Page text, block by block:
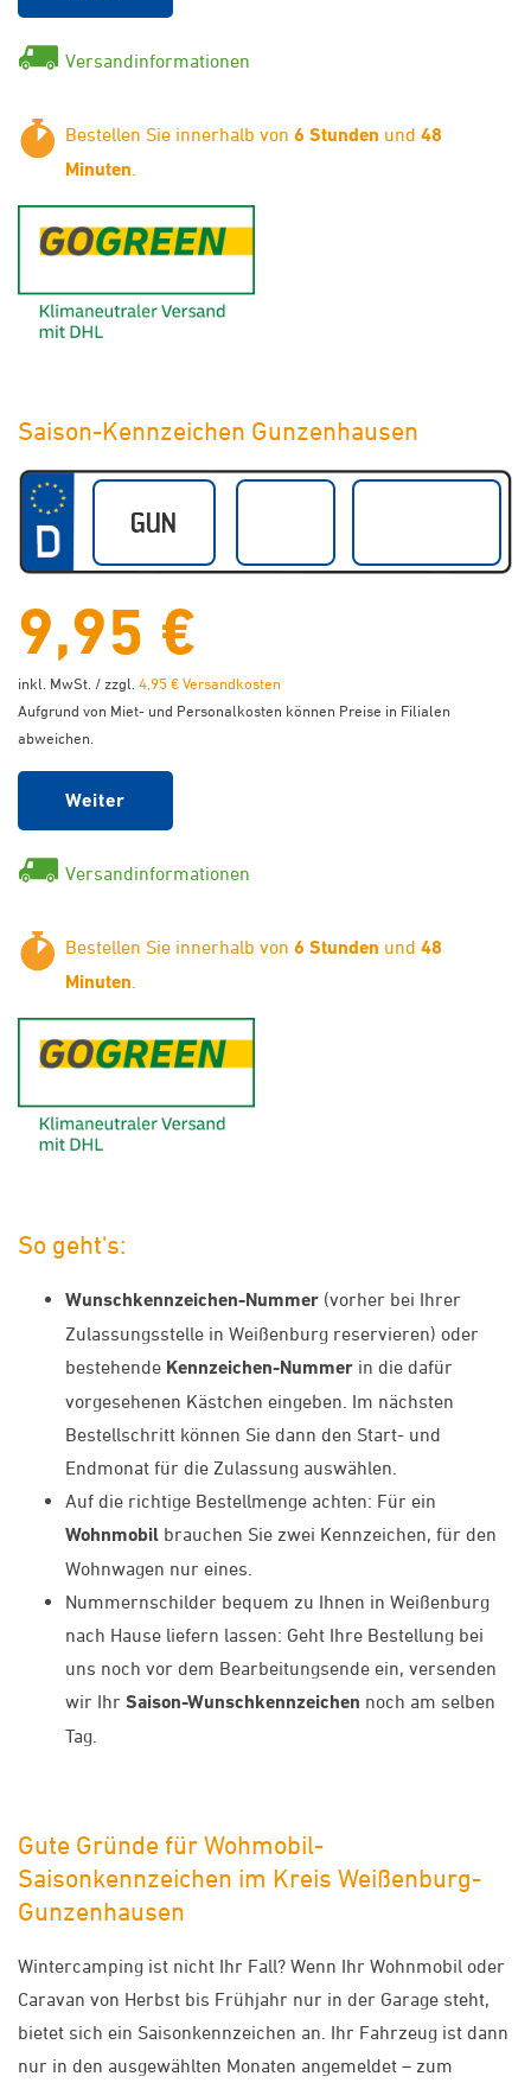
Versandinformationen
Bestellen Sie innerhalb von 6 Stunden und 48
Minuten
Saison-Kennzeichen Gunzenhausen
9,95 €
inkl. MwSt. / zzgl.4,95 € Versandkosten
Aufgrund von Miet- und Personalkosten können Preise in Filialen
abweichen.
Weiter
Versandinformationen
Bestellen Sie innerhalb von 6 Stunden und 48
Minuten
So geht's:
Wunschkennzeichen-Nummer (vorher bei Ihrer
Zulassungsstelle in Weißenburg reservieren) oder
bestehende Kennzeichen-Nummer in die dafür
vorgesehenen Kästchen eingeben. Im nächsten
Bestellschritt können Sie dann den Start- und
Endmonat für die Zulassung auswählen.
Auf die richtige Bestellmenge achten: Für ein
Wohnmobil brauchen Sie zwei Kennzeichen, für den
Wohnwagen nur eines.
Nummernschilder bequem zu Ihnen in Weißenburg
nach Hause liefern lassen: Geht Ihre Bestellung bei
uns noch vor dem Bearbeitungsende ein, versenden
wir Ihr Saison-Wunschkennzeichen noch am selben
Tag.
Gute Gründe für Wohmobil-
Saisonkennzeichen im Kreis Weißenburg-
Gunzenhausen
Wintercamping ist nicht Ihr Fall? Wenn Ihr Wohnmobil oder
Caravan von Herbst bis Frühjahr nur in der Garage steht,
bietet sich ein Saisonkennzeichen an. Ihr Fahrzeug ist dann
nur in den ausgewählten Monaten angemeldet – zum